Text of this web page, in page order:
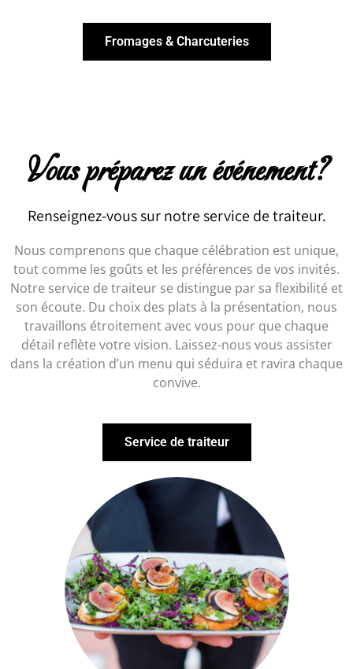
Fromages & Charcuteries
Vous préparez un événement?
Renseignez-vous sur notre service de traiteur.
Nous comprenons que chaque célébration est unique,
tout comme les goûts et les préférences de vos invités.
Notre service de traiteur se distingue par sa flexibilité et
son écoute. Du choix des plats à la présentation, nous
travaillons étroitement avec vous pour que chaque
détail reflète votre vision. Laissez-nous vous assister
dans la création d’un menu qui séduira et ravira chaque
convive.
Service de traiteur